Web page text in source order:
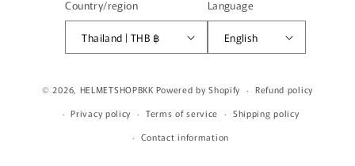
Country/region
Thailand | THB ฿
Language
English
methods
© 2026, HELMETSHOPBKK Powered by Shopify
Refund policy
Privacy policy
Terms of service
Shipping policy
Contact information